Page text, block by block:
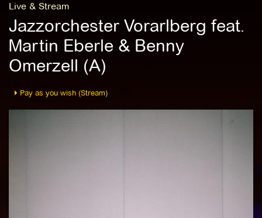
Live & Stream
Jazzorchester Vorarlberg feat.
Martin Eberle & Benny
Omerzell (A)
Pay as you wish (Stream)